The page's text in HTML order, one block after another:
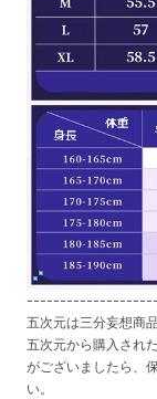
五次元は三分妄想商
五次元から購入され
がございましたら、
い。